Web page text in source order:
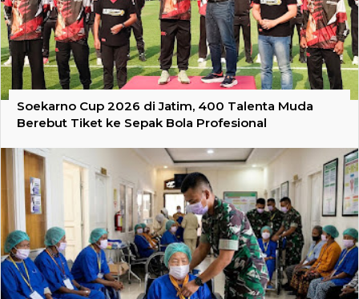
Soekarno Cup 2026 di Jatim, 400 Talenta Muda
Berebut Tiket ke Sepak Bola Profesional